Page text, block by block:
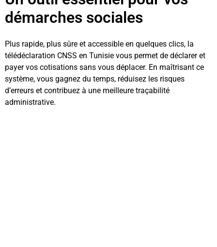
démarches sociales
Plus rapide, plus sûre et accessible en quelques clics, la
télédéclaration CNSS en Tunisie vous permet de déclarer et
payer vos cotisations sans vous déplacer. En maîtrisant ce
système, vous gagnez du temps, réduisez les risques
d’erreurs et contribuez à une meilleure traçabilité
administrative.